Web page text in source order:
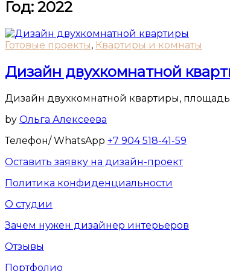
Год: 2022
Готовые проекты, Квартиры и комнаты
Дизайн двухкомнатной
Дизайн двухкомнатной квартиры,
by Ольга Алексеева
Телефон/ WhatsApp +7 904 518-41-59
Оставить заявку на дизайн-проект
Политика конфиденциальности
О студии
Зачем нужен дизайнер интерьеров
Отзывы
Портфолио